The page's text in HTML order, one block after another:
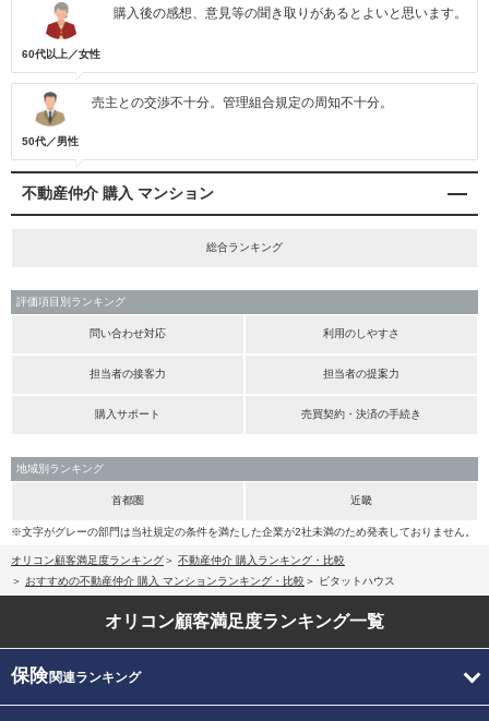
60代以上／女性
購入後の感想、意見等の聞き取りがあるとよいと思います。
50代／男性
売主との交渉不十分。管理組合規定の周知不十分。
不動産仲介 購入 マンション
総合ランキング
評価項目別ランキング
問い合わせ対応 利用のしやすさ
担当者の接客力 担当者の提案力
購入サポート 売買契約・決済の手続き
地域別ランキング
首都圏 近畿
※文字がグレーの部門は当社規定の条件を満たした企業が2社未満のため発表しておりません。
オリコン顧客満足度ランキング
不動産仲介 購入ランキング・比較
おすすめの不動産仲介 購入 マンションランキング・比較
ピタットハウス
オリコン顧客満足度ランキング一覧
保険関連ランキング